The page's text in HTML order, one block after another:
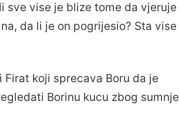
sve vise je blize tome da vjeruje
da li je on pogrijesio? Sta vise
koji sprecava Boru da je
Borinu kucu zbog sumnje